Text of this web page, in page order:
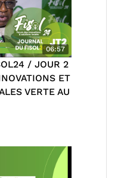
06:57
/ JOUR 2
ET
VERTE AU